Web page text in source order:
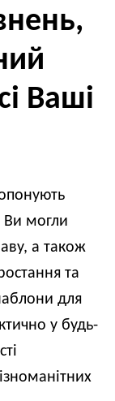
Ваші
Ви могли
а також
та
для
у будь-